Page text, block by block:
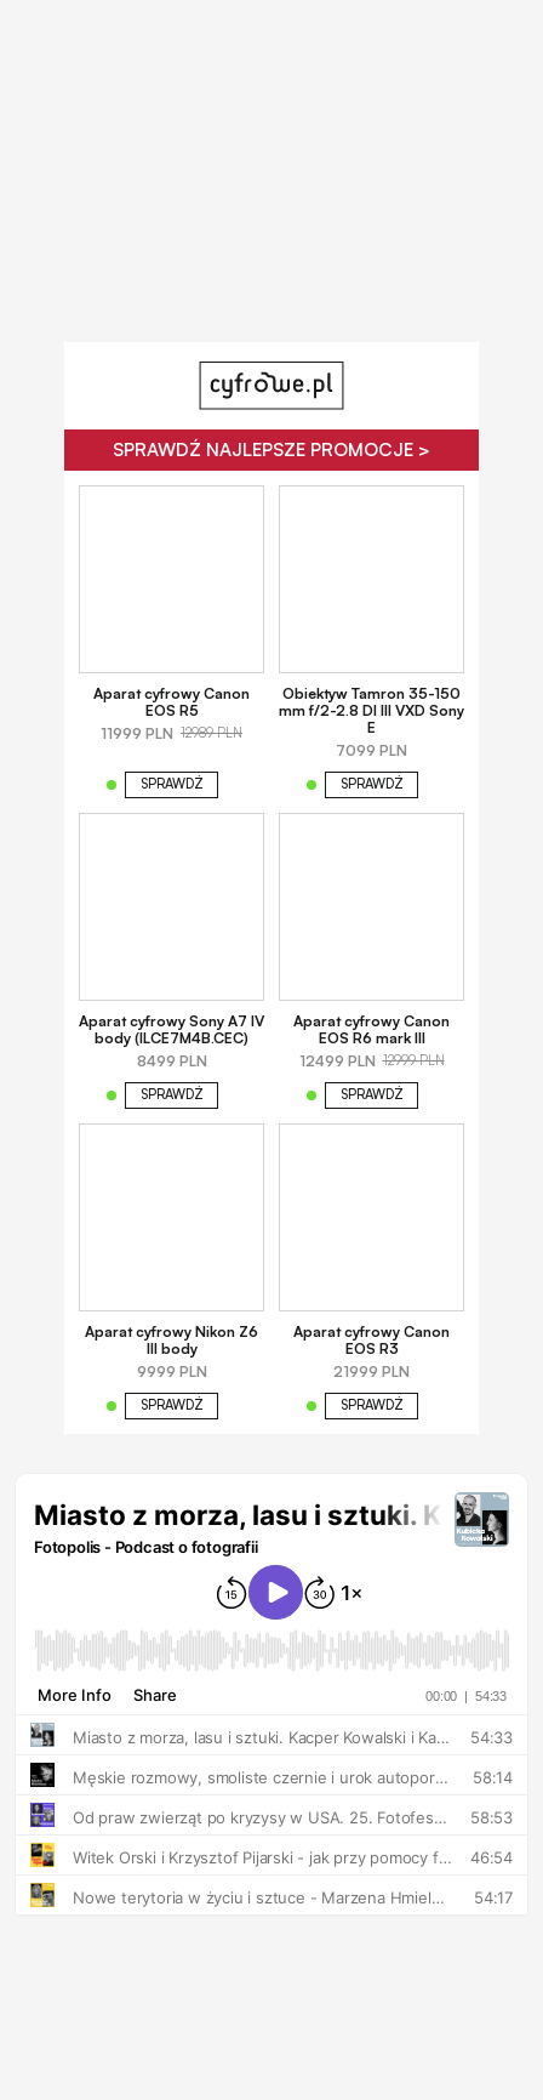
SPRAWDŹ NAJLEPSZE PROMOCJE >
Aparat cyfrowy Canon
EOS R5
11999 PLN 12989 PLN
SPRAWDŹ
Obiektyw Tamron 35-150
mm f/2-2.8 DI III VXD Sony
E
7099 PLN
SPRAWDŹ
Aparat cyfrowy Sony A7 IV
body (ILCE7M4B.CEC)
8499 PLN
SPRAWDŹ
Aparat cyfrowy Canon
EOS R6 mark III
12499 PLN 12999 PLN
SPRAWDŹ
Aparat cyfrowy Nikon Z6
III body
9999 PLN
SPRAWDŹ
Aparat cyfrowy Canon
EOS R3
21999 PLN
SPRAWDŹ